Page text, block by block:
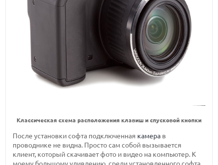
Классическая схема расположения клавиш и спусковой кнопки
После установки софта подключенная камера в
проводнике не видна. Просто сам собой вызывается
клиент, который скачивает фото и видео на компьютер. К